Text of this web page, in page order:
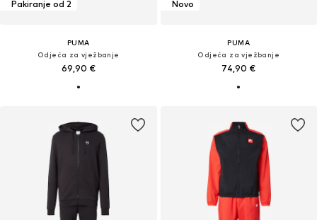
Pakiranje od 2
PUMA
Odjeća za vježbanje
69,90 €
Novo
PUMA
Odjeća za vježbanje
74,90 €